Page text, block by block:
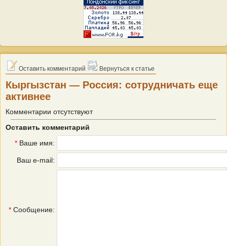
Оставить комментарий Вернуться к статье
Кыргызстан — Россия: сотрудничать еще
активнее
Комментарии отсутствуют
Оставить комментарий
* Ваше имя:
Ваш e-mail:
* Сообщение: